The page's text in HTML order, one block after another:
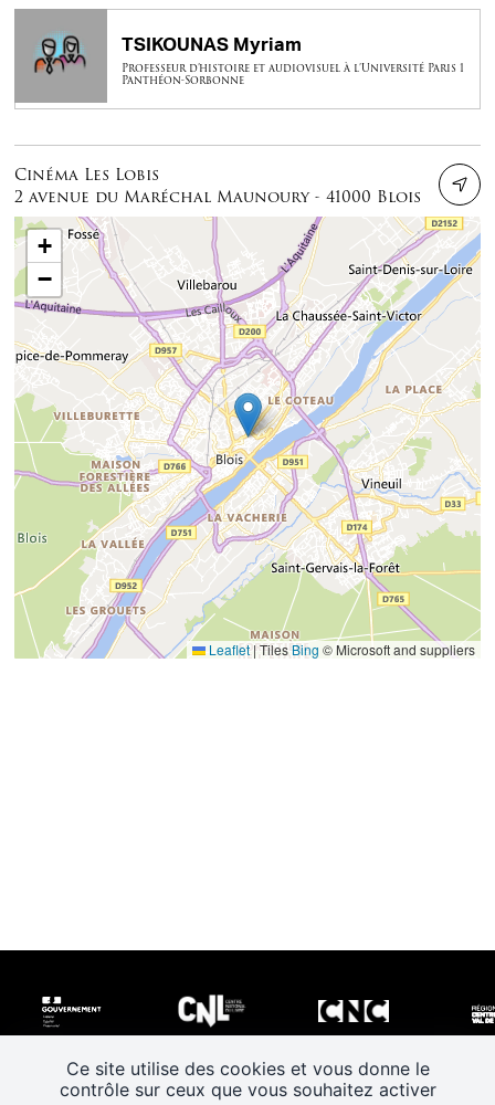
Ce site utilise des cookies et vous donne le
contrôle sur ceux que vous souhaitez activer
TSIKOUNAS Myriam
Professeur d’histoire et audiovisuel à l’Université Paris 1
Panthéon-Sorbonne
Cinéma Les Lobis
2 avenue du Maréchal Maunoury - 41000 Blois
+
−
Leaflet |TilesBing © Microsoft and suppliers